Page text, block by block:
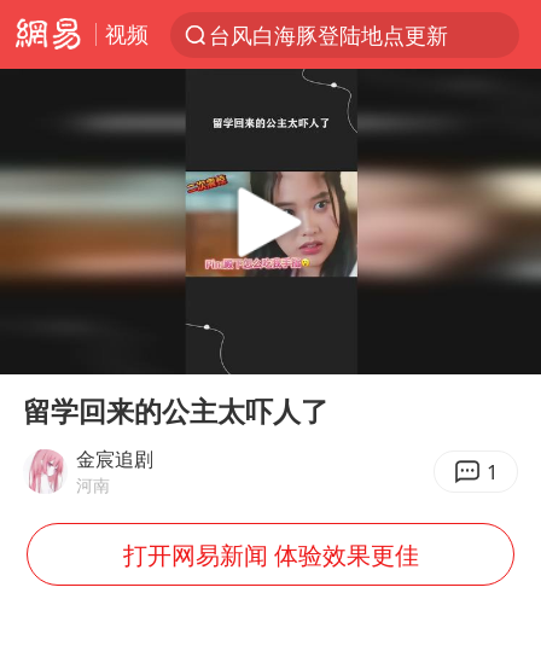
视频
台风白海豚进入48小时警戒线
中方回应是否在太平洋海底开采稀土
宇树科技发行价格150.80元/股
看守所辅警收受10万获刑1年
五粮液渠道价一箱上涨近百元
CIA被曝已秘密设立古巴工作组
中国养老床位“三连降”
法国下周开始禁止未经同意的电话营销
Play
留学回来的公主太吓人了
金宸追剧
河南 1
打开网易新闻 体验效果更佳